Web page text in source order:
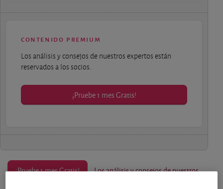
contenido premium
Los análisis y consejos de nuestros expertos están
reservados a los socios.
¡Pruebe 1 mes Gratis!
¡Pruebe 1 mes Gratis! Los análisis y consejos de nuestros